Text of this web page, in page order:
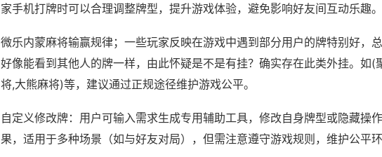
家手机打牌时可以合理调整牌型，提升游戏体验，避免影响好友间互动乐趣。
微乐内蒙麻将输赢规律；一些玩家反映在游戏中遇到部分用户的牌特别好，
好像能看到其他人的牌一样，由此怀疑是不是有挂？确实存在此类外挂。如(
将,大熊麻将)等，建议通过正规途径维护游戏公平。
自定义修改牌：用户可输入需求生成专用辅助工具，修改自身牌型或隐藏操
果，适用于多种场景（如与好友对局），但需注意遵守游戏规则，维护公平环